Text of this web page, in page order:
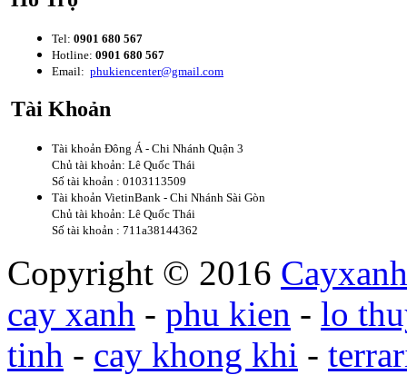
Tel: 0901 680 567
Hotline: 0901 680 567
Email: phukiencenter@gmail.com
Tài Khoản
Tài khoản Đông Á - Chi Nhánh Quận 3
Chủ tài khoản: Lê Quốc Thái
Số tài khoản : 0103113509
Tài khoản VietinBank - Chi Nhánh Sài Gòn
Chủ tài khoản: Lê Quốc Thái
Số tài khoản : 711a38144362
Copyright © 2016
cay xanh - phu kien - lo
tinh - cay khong khi -